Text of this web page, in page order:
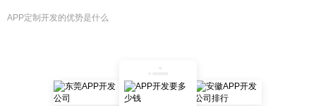
APP定制开发的优势是什么